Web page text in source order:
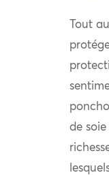
Tout
de